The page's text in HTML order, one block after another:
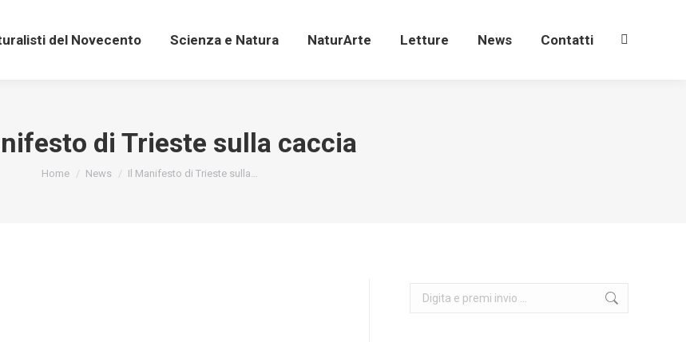
del Novecento Scienza e Natura NaturArte Letture News Contatti Search:
di Trieste sulla caccia
You are here:
Home News Il Manifesto di Trieste sulla…
Search: